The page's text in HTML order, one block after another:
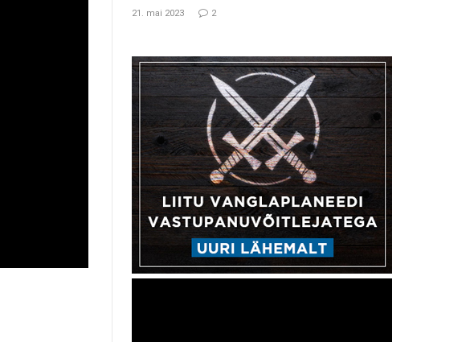
21. mai 2023 2